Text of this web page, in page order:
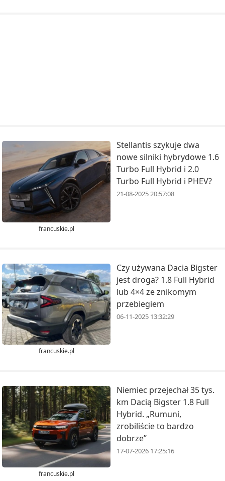
francuskie.pl
Stellantis szykuje dwa
nowe silniki hybrydowe 1.6
Turbo Full Hybrid i 2.0
Turbo Full Hybrid i PHEV?
21-08-2025 20:57:08
francuskie.pl
Czy używana Dacia Bigster
jest droga? 1.8 Full Hybrid
lub 4×4 ze znikomym
przebiegiem
06-11-2025 13:32:29
francuskie.pl
Niemiec przejechał 35 tys.
km Dacią Bigster 1.8 Full
Hybrid. „Rumuni,
zrobiliście to bardzo
dobrze”
17-07-2026 17:25:16